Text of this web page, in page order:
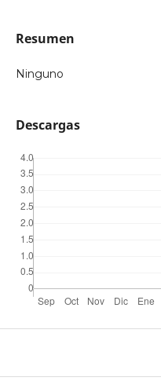
Resumen
Ninguno
Descargas